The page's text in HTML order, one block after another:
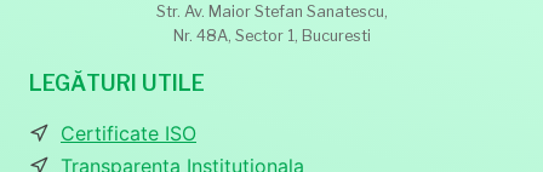
Str. Av. Maior Stefan Sanatescu,
Nr. 48A, Sector 1, Bucuresti
LEGĂTURI UTILE
Certificate ISO
Transparenta Institutionala